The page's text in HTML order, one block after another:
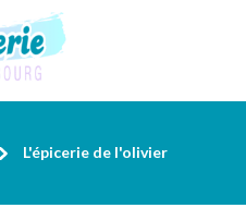
L'épicerie de l'olivier